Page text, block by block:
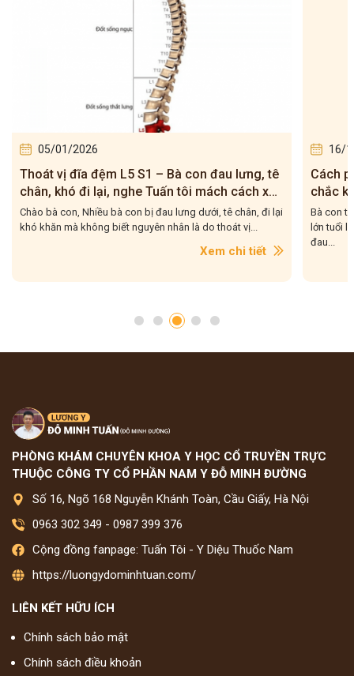
05/01/2026
Thoát vị đĩa đệm L5 S1 – Bà con đau lưng, tê
chân, khó đi lại, nghe Tuấn tôi mách cách xử
lý
Chào bà con, Nhiều bà con bị đau lưng dưới, tê chân, đi lại
khó khăn mà không biết nguyên nhân là do thoát vị...
Xem chi tiết
16/
Cách
chắc
Bà con
lớn tuổi
đau...
PHÒNG KHÁM CHUYÊN KHOA Y HỌC CỔ TRUYỀN TRỰC
THUỘC CÔNG TY CỔ PHẦN NAM Y ĐỖ MINH ĐƯỜNG
Số 16, Ngõ 168 Nguyễn Khánh Toàn, Cầu Giấy, Hà Nội
0963 302 349 - 0987 399 376
Cộng đồng fanpage: Tuấn Tôi - Y Diệu Thuốc Nam
https://luongydominhtuan.com/
LIÊN KẾT HỮU ÍCH
Chính sách bảo mật
Chính sách điều khoản